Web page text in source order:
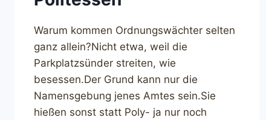
Warum kommen Ordnungswächter selten
ganz allein?Nicht etwa, weil die
Parkplatzsünder streiten, wie
besessen.Der Grund kann nur die
Namensgebung jenes Amtes sein.Sie
hießen sonst statt Poly- ja nur noch